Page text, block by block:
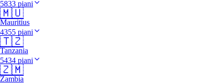
5833 piani
🇲🇺
Mauritius
4355 piani
🇹🇿
Tanzania
5434 piani
🇿🇲
Zambia